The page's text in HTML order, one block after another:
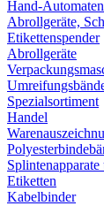
Hand-
Abrollgeräte,
Etikettenspender
Abrollgeräte
Spezialsortiment
Handel
Etiketten
Kabelbinder